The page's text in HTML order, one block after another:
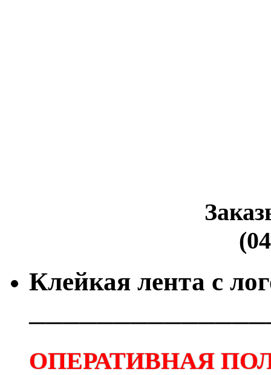
Клейкая лента с
ОПЕРАТИВНАЯ